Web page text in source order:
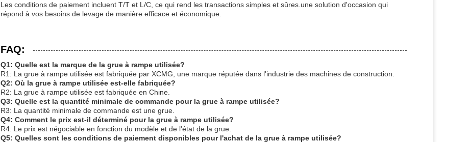
Les conditions de paiement incluent T/T et L/C, ce qui rend les transactions simples et sûres.une solution d'occasion qui
répond à vos besoins de levage de manière efficace et économique.
FAQ:
Q1: Quelle est la marque de la grue à rampe utilisée?
R1: La grue à rampe utilisée est fabriquée par XCMG, une marque réputée dans l'industrie des machines de construction.
Q2: Où la grue à rampe utilisée est-elle fabriquée?
R2: La grue à rampe utilisée est fabriquée en Chine.
Q3: Quelle est la quantité minimale de commande pour la grue à rampe utilisée?
R3: La quantité minimale de commande est une grue.
Q4: Comment le prix est-il déterminé pour la grue à rampe utilisée?
R4: Le prix est négociable en fonction du modèle et de l'état de la grue.
Q5: Quelles sont les conditions de paiement disponibles pour l'achat de la grue à rampe utilisée?